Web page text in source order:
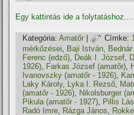
Egy kattintás ide a folytatáshoz....
Kategória: Amatőr | Címke:
mérkőzései, Baji István,
Ferenc (edző), Deák I. József,
1926), Farkas József (amatőr),
Ivanovszky (amatőr - 1926),
Laky Károly, Lyka I. Rezső,
(amatőr - 1926), Nikolsburger
Pikula (amatőr - 1927), Pillis
Radó Imre, Rázga János,